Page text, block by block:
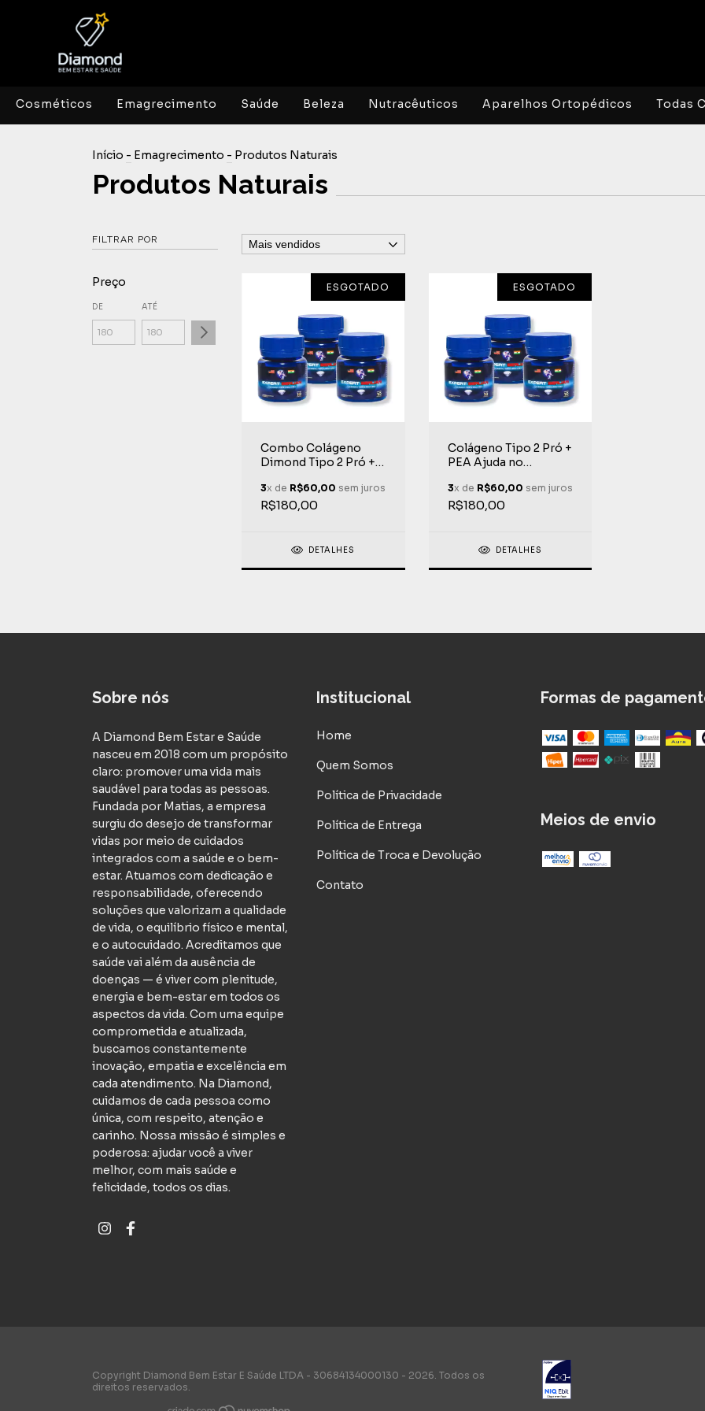
Cosméticos Emagrecimento Saúde Beleza Nutracêuticos Aparelhos Ortopédicos Todas
Início - Emagrecimento - Produtos Naturais
Produtos Naturais
FILTRAR POR
Preço
DE ATÉ
ESGOTADO
Combo Colágeno
Dimond Tipo 2 Pró +
3x de R$60,00 sem juros
R$180,00
DETALHES
ESGOTADO
Colágeno Tipo 2 Pró +
PEA Ajuda no
Fibriomialgia 30
Cápsulas
3x de R$60,00 sem juros
R$180,00
DETALHES
Sobre nós
A Diamond Bem Estar e Saúde
nasceu em 2018 com um propósito
claro: promover uma vida mais
saudável para todas as pessoas.
Fundada por Matias, a empresa
surgiu do desejo de transformar
vidas por meio de cuidados
integrados com a saúde e o bem-
estar. Atuamos com dedicação e
responsabilidade, oferecendo
soluções que valorizam a qualidade
de vida, o equilíbrio físico e mental,
e o autocuidado. Acreditamos que
saúde vai além da ausência de
doenças — é viver com plenitude,
energia e bem-estar em todos os
aspectos da vida. Com uma equipe
comprometida e atualizada,
buscamos constantemente
inovação, empatia e excelência em
cada atendimento. Na Diamond,
cuidamos de cada pessoa como
única, com respeito, atenção e
carinho. Nossa missão é simples e
poderosa: ajudar você a viver
melhor, com mais saúde e
felicidade, todos os dias.
Institucional
Home
Quem Somos
Política de Privacidade
Política de Entrega
Política de Troca e Devolução
Contato
Formas de
Meios de envio
Copyright Diamond Bem Estar E Saúde LTDA - 30684134000130 - 2026. Todos os
direitos reservados.